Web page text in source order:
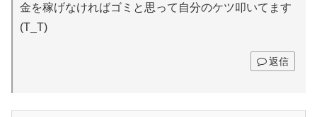
金を稼げなければゴミと思って自分のケツ叩いてます
(T_T)
返信